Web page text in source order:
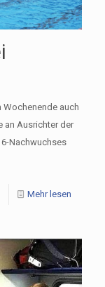
auch
an Ausrichter der
Nachwuchses
Mehr lesen